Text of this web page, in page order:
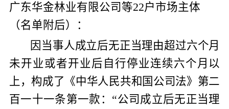
广东华金林业有限公司 等22户市场主体
（名单附后）
：
因当事人成立后无正当理由超过六个月
未开业或者开业后自行停业连续六个月以
上，构成了《中华人民共和国公司法》第二
百一十一条第一款：“公司成立后无正当理